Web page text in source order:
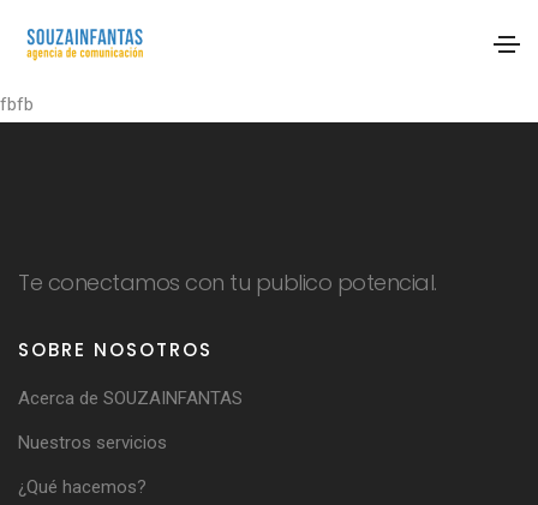
fbfb
Te conectamos con tu publico potencial.
SOBRE NOSOTROS
Acerca de SOUZAINFANTAS
Nuestros servicios
¿Qué hacemos?